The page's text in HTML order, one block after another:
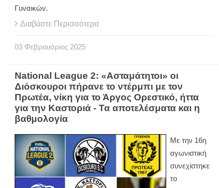
Γυναικών.
Διαβάστε Περισσότερα
03 Φεβρουάριος 2025
National League 2: «Ασταμάτητοι» οι
Διόσκουροι πήρανε το ντέρμπι με τον
Πρωτέα, νίκη για το Άργος Ορεστικό, ήττα
για την Καστοριά - Τα αποτελέσματα και η
βαθμολογία
Με την 16η
αγωνιστική
συνεχίστηκε
το